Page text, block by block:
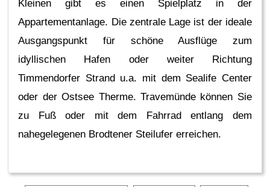
Kleinen gibt es einen Spielplatz in der
Appartementanlage. Die zentrale Lage ist der ideale
Ausgangspunkt für schöne Ausflüge zum
idyllischen Hafen oder weiter Richtung
Timmendorfer Strand u.a. mit dem Sealife Center
oder der Ostsee Therme. Travemünde können Sie
zu Fuß oder mit dem Fahrrad entlang dem
nahegelegenen Brodtener Steilufer erreichen.